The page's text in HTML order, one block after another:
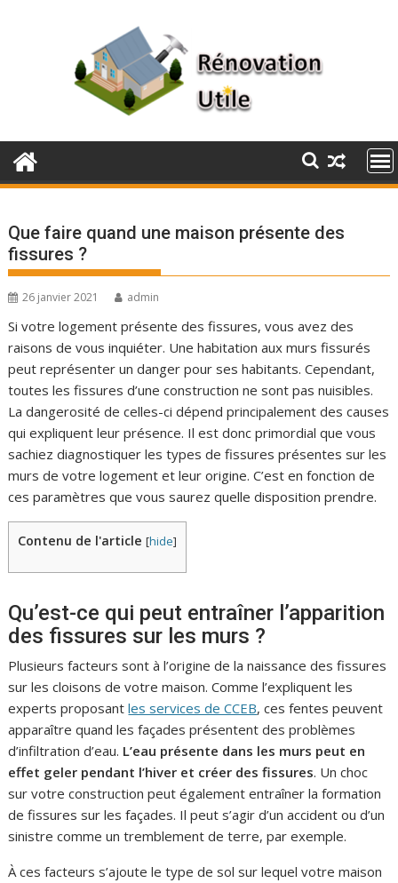
Que faire quand une maison présente des
fissures ?
26 janvier 2021 admin
Si votre logement présente des fissures, vous avez des
raisons de vous inquiéter. Une habitation aux murs fissurés
peut représenter un danger pour ses habitants. Cependant,
toutes les fissures d’une construction ne sont pas nuisibles.
La dangerosité de celles-ci dépend principalement des causes
qui expliquent leur présence. Il est donc primordial que vous
sachiez diagnostiquer les types de fissures présentes sur les
murs de votre logement et leur origine. C’est en fonction de
ces paramètres que vous saurez quelle disposition prendre.
Contenu de l'article [hide]
Qu’est-ce qui peut entraîner l’apparition
des fissures sur les murs ?
Plusieurs facteurs sont à l’origine de la naissance des fissures
sur les cloisons de votre maison. Comme l’expliquent les
experts proposantles services de CCEB, ces fentes peuvent
apparaître quand les façades présentent des problèmes
d’infiltration d’eau. L’eau présente dans les murs peut en
effet geler pendant l’hiver et créer des fissures. Un choc
sur votre construction peut également entraîner la formation
de fissures sur les façades. Il peut s’agir d’un accident ou d’un
sinistre comme un tremblement de terre, par exemple.
À ces facteurs s’ajoute le type de sol sur lequel votre maison